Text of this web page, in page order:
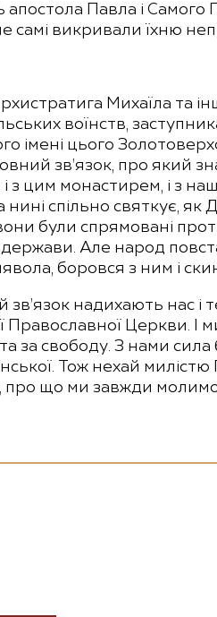
апостола Павла і
самі викривали їхню
Михаїла та
воїнств,
імені цього
зв’язок, про який
з цим монастирем, і з
нині спільно святкує,
були спрямовані
Але народ
боровся з ним і
надихають нас
Православної Церкви.
за свободу. З нами
Тож нехай
про що ми завжди